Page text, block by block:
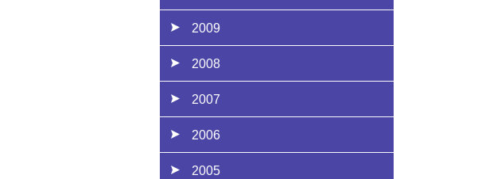
2009
2008
2007
2006
2005